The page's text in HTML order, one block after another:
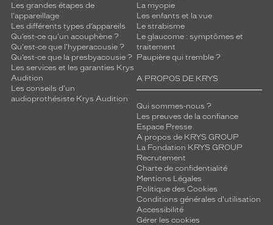
Les grandes étapes de
l'appareillage
Les différents types d’appareils
Qu’est-ce qu'un acouphène ?
Qu'est-ce que l'hyperacousie ?
Qu’est-ce que la presbyacousie ?
Les services et les garanties Krys
Audition
Les conseils d'un
audioprothésiste Krys Audition
La myopie
Les enfants et la vue
Le strabisme
Le glaucome : symptômes et
traitement
Paupière qui tremble ?
A PROPOS DE KRYS
Qui sommes-nous ?
Les preuves de la confiance
Espace Presse
A propos de KRYS GROUP
La Fondation KRYS GROUP
Recrutement
Charte de confidentialité
Mentions Légales
Politique des Cookies
Conditions générales d'utilisation
Accessibilité
Gérer les cookies